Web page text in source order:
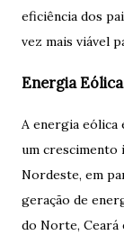
eficiência dos
vez mais viável
Energia
A energia
um crescimento
Nordeste, em
geração de
do Norte, Ceará